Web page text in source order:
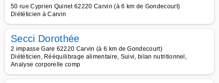
50 rue Cyprien Quinet 62220 Carvin (à 6 km de Gondecourt)
Diététicien à Carvin
Secci Dorothée
2 impasse Gare 62220 Carvin (à 6 km de Gondecourt)
Diététicien, Rééquilibrage alimentaire, Suivi, bilan nutritionnel,
Analyse corporelle comp